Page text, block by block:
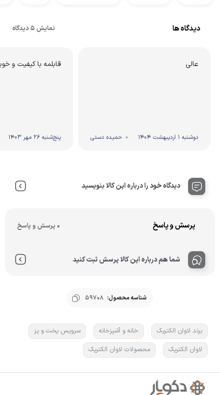
دیدگاه ها نمایش 5 دیدگاه
عالی
دوشنبه 1 اردیبهشت 1404 حمیده دستی
قابلمه با کیفیت و
پنج‌شنبه 26 مهر 1403
دیدگاه خود را درباره این کالا بنویسید
پرسش و پاسخ 0 پرسش و پاسخ
شما هم درباره این کالا پرسش ثبت کنید
شناسه محصول: 59708
برند لاوان الکتریک خانه و آشپزخانه
سرویس پخت و پز
لاوان الکتریک
محصولات لاوان الکتریک